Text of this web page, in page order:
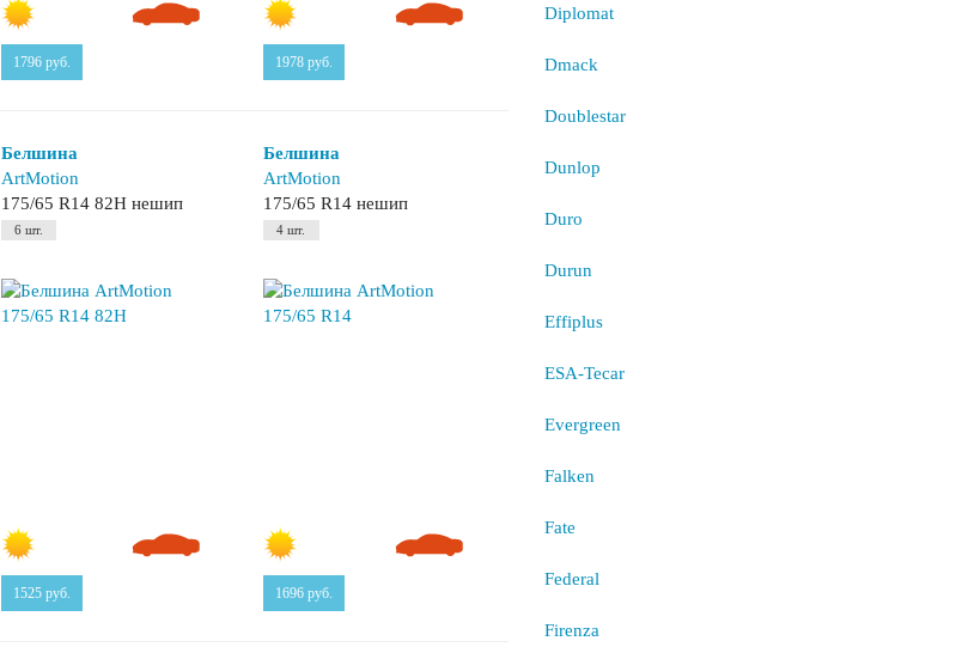
1796руб. 1978 руб.
Белшина
ArtMotion
175/65 R14 82H нешип
6 шт.
1525руб.
Белшина
ArtMotion
175/65 R14 нешип
4 шт.
1696 руб.
Diplomat
Dmack
Doublestar
Dunlop
Duro
Durun
Effiplus
ESA-Tecar
Evergreen
Falken
Fate
Federal
Firenza